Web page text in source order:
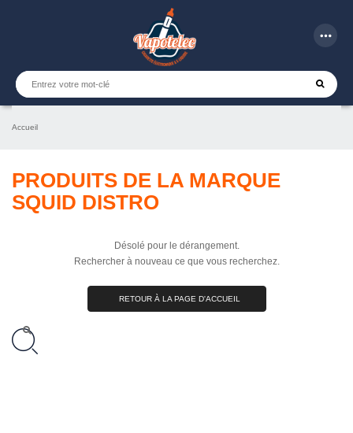
more_horiz
Accueil
PRODUITS DE LA MARQUE
SQUID DISTRO
Désolé pour le dérangement.
Rechercher à nouveau ce que vous recherchez.
RETOUR À LA PAGE D'ACCUEIL